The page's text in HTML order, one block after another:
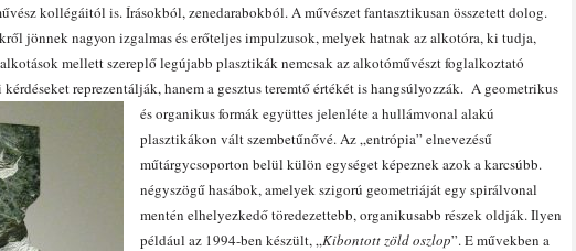
kollégáitól is. Írásokból, zenedarabokból. A művészet fantasztikusan összetett dolog.
jönnek nagyon izgalmas és erőteljes impulzusok, melyek hatnak az alkotóra, ki tudja,
mellett szereplő legújabb plasztikák nemcsak az alkotóművészt foglalkoztató
reprezentálják, hanem a gesztus teremtő értékét is hangsúlyozzák. A geometrikus
és organikus formák együttes jelenléte a hullámvonal alakú
plasztikákon vált szembetűnővé. Az „entrópia” elnevezésű
műtárgycsoporton belül külön egységet képeznek azok a karcsúbb.
négyszögű hasábok, amelyek szigorú geometriáját egy spirálvonal
mentén elhelyezkedő töredezettebb, organikusabb részek oldják. Ilyen
például az 1994-ben készült, „Kibontott zöld oszlop”. E művekben a